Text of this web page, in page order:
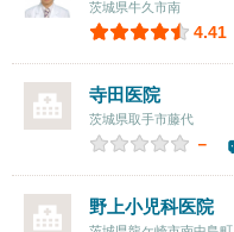
茨城県牛久市南
4.41
寺田医院
茨城県取手市藤代
－
野上小児科医院